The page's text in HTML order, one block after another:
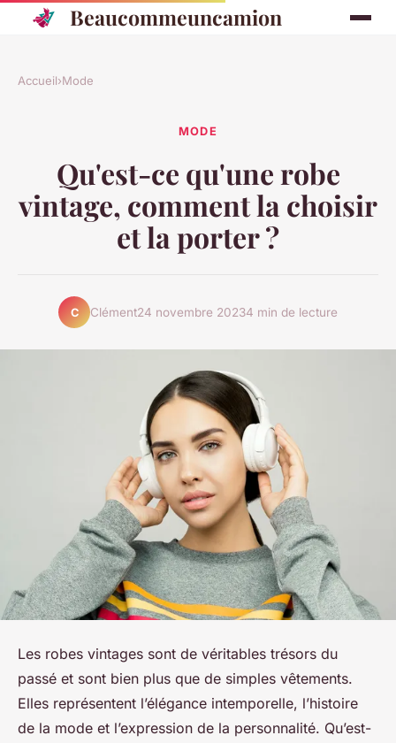
Beaucommeuncamion
Accueil›Mode
MODE
Qu'est-ce qu'une robe
vintage, comment la choisir
et la porter ?
C Clément24 novembre 20234 min de lecture
Les robes vintages sont de véritables trésors du
passé et sont bien plus que de simples vêtements.
Elles représentent l’élégance intemporelle, l’histoire
de la mode et l’expression de la personnalité. Qu’est-